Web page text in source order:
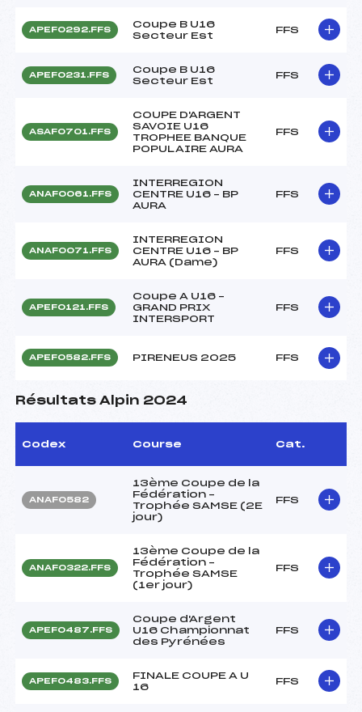
APEF0292.FFS
Coupe B U16
Secteur Est
FFS
APEF0231.FFS
Coupe B U16
Secteur Est
FFS
ASAF0701.FFS
COUPE D'ARGENT
SAVOIE U16
TROPHEE BANQUE
POPULAIRE AURA
FFS
ANAF0061.FFS
INTERREGION
CENTRE U16 – BP
AURA
FFS
ANAF0071.FFS
INTERREGION
CENTRE U16 – BP
AURA (Dame)
FFS
APEF0121.FFS
Coupe A U16 –
GRAND PRIX
INTERSPORT
FFS
APEF0582.FFS PIRENEUS 2025 FFS
Résultats Alpin 2024
Codex Course Cat.
ANAF0582
13ème Coupe de la
Fédération –
Trophée SAMSE (2E
jour)
FFS
ANAF0322.FFS
13ème Coupe de la
Fédération –
Trophée SAMSE
(1er jour)
FFS
APEF0487.FFS
Coupe d'Argent
U16 Championnat
des Pyrénées
FFS
APEF0483.FFS
FINALE COUPE A U
16
FFS